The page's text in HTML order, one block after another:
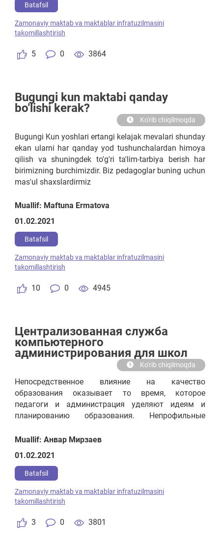
Batafsil
5 0 3864
Zamonaviy maktab va maktablar infratuzilmasini
takomillashtirish
Bugungi kun maktabi qanday
bo'lishi kerak?
Ko'rib chiqilmoqda
Bugungi Kun yoshlari ertangi kelajak mevalari shunday
ekan ularni har qanday yod tushunchalardan himoya
qilish va shuningdek to'g'ri ta'lim-tarbiya berish har
birimizning burchimizdir. Biz pedagoglar buning uchun
mas'ul shaxslardirmiz
Muallif: Maftuna Ermatova
01.02.2021
Batafsil
10 0 4945
Zamonaviy maktab va maktablar infratuzilmasini
takomillashtirish
Централизованная служба
компьютерного
администрирования для школ
Ko'rib chiqilmoqda
Непосредственное влияние на качество
образования оказывает то время, которое
педагоги и администрация уделяют идеям и
планированию образования. Непрофильные
связанные с подключением и обслуживанием
профессиональный аутсорс. Примерами может
быть: аккаунтинг договоров на поставку и
установку оборудования и услуг, удаленная
поддержка с подключением к рабочему месту по
запросу сотрудника школы, администрирование
школьной сети, регламентное обслуживание
техники и ПО, мониторинг состояния школьной и
Muallif: Анвар Мирзаев
01.02.2021
Batafsil
3 0 3801
Zamonaviy maktab va maktablar infratuzilmasini
takomillashtirish